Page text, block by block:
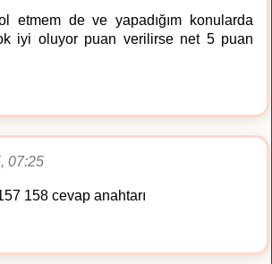
etmem de ve yapadığım konularda
iyi oluyor puan verilirse net 5 puan
07:25
158 cevap anahtarı